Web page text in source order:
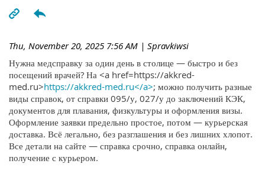
Thu, November 20, 2025 7:56 AM | Spravkiwsi
Нужна медсправку за один день в столице — быстро и без
посещений врачей? На <a href=https://akkred-
med.ru>https://akkred-med.ru</a>; можно получить разные
виды справок, от справки 095/у, 027/у до заключений КЭК,
документов для плавания, физкультуры и оформления визы.
Оформление заявки предельно простое, потом — курьерская
доставка. Всё легально, без разглашения и без лишних хлопот.
Все детали на сайте — справка срочно, справка онлайн,
получение с курьером.